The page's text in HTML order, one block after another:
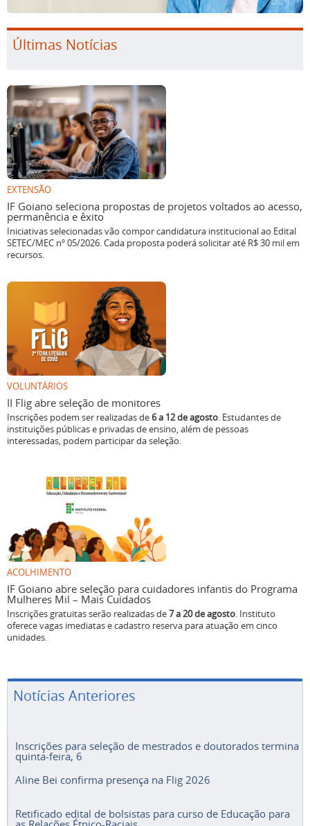
Últimas Notícias
EXTENSÃO
IF Goiano seleciona propostas de projetos voltados ao acesso,
permanência e êxito
Iniciativas selecionadas vão compor candidatura institucional ao Edital
SETEC/MEC nº 05/2026. Cada proposta poderá solicitar até R$ 30 mil em
recursos.
VOLUNTÁRIOS
II Flig abre seleção de monitores
Inscrições podem ser realizadas de6 a 12 de agosto. Estudantes de
instituições públicas e privadas de ensino, além de pessoas
interessadas, podem participar da seleção.
ACOLHIMENTO
IF Goiano abre seleção para cuidadores infantis do Programa
Mulheres Mil – Mais Cuidados
Inscrições gratuitas serão realizadas de7 a 20 de agosto. Instituto
oferece vagas imediatas e cadastro reserva para atuação em cinco
unidades.
Notícias Anteriores
Inscrições para seleção de mestrados e doutorados termina
quinta-feira, 6
Aline Bei confirma presença na Flig 2026
Retificado edital de bolsistas para curso de Educação para